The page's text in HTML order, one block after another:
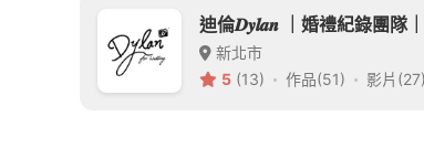
迪倫𝑫𝒚𝒍𝒂𝒏 ｜婚禮紀錄團隊｜
新北市
5 (13) 作品(51) 影片(27)